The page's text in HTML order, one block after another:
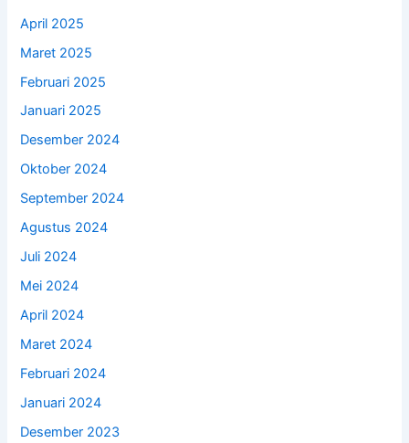
April 2025
Maret 2025
Februari 2025
Januari 2025
Desember 2024
Oktober 2024
September 2024
Agustus 2024
Juli 2024
Mei 2024
April 2024
Maret 2024
Februari 2024
Januari 2024
Desember 2023